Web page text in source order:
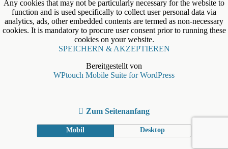
Any cookies that may not be particularly necessary for the website to
function and is used specifically to collect user personal data via
analytics, ads, other embedded contents are termed as non-necessary
cookies. It is mandatory to procure user consent prior to running these
cookies on your website.
SPEICHERN & AKZEPTIEREN
Bereitgestellt von
WPtouch Mobile Suite for WordPress
Zum Seitenanfang
Mobil Desktop